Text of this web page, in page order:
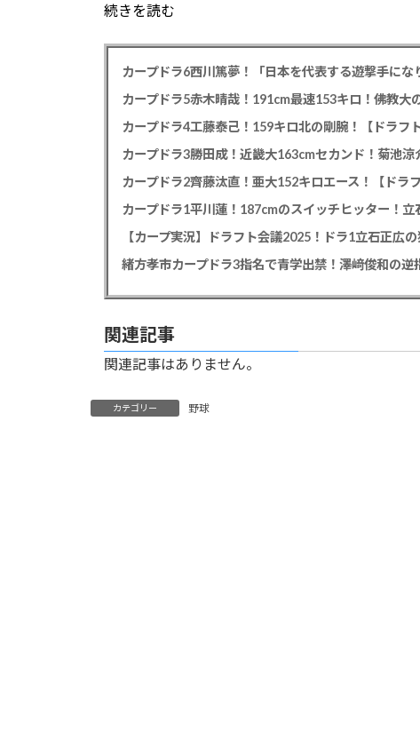
続きを読む
カープドラ6西川篤夢！「日本を代表する遊撃手にな
カープドラ5赤木晴哉！191cm最速153キロ！佛教大
カープドラ4工藤泰己！159キロ北の剛腕！【ドラフ
カープドラ3勝田成！近畿大163cmセカンド！菊池涼
カープドラ2齊藤汰直！亜大152キロエース！【ドラ
【カープ実況】ドラフト会議2025！ドラ1立石正広
緒方孝市カープドラ3指名で青学出禁！澤﨑俊和の
関連記事
関連記事はありません。
カテゴリー 野球